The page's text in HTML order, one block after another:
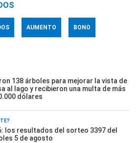
AUMENTO BONO
138 árboles para mejorar la vista de
al lago y recibieron una multa de más
dólares
los resultados del sorteo 3397 del
5 de agosto